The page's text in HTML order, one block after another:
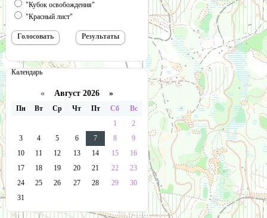
"Кубок освобождения"
"Красный лист"
Календарь
« Август 2026 »
Пн Вт Ср Чт Пт Сб
Вс
1
2
3
4 5 6 7 8
9
10
11 12 13 14 15
16
17
18 19 20 21 22
23
24
25 26 27 28 29
30
31